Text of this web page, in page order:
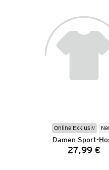
Online Exklusiv
Damen Sport-
Preis:
27,99 €